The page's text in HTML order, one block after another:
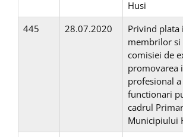
Husi
445
28.07.2020
Privind plata
membrilor si
comisiei de
promovarea
profesional
functionari
cadrul
Municipiului